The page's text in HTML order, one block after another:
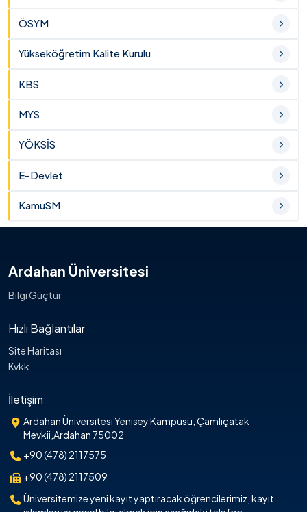
ÖSYM
Yükseköğretim Kalite Kurulu
KBS
MYS
YÖKSİS
E-Devlet
KamuSM
Ardahan Üniversitesi
Bilgi Güçtür
Hızlı Bağlantılar
Site Haritası
Kvkk
İletişim
Ardahan Üniversitesi Yenisey Kampüsü, Çamlıçatak
Mevkii,Ardahan 75002
+90 (478) 2117575
+90 (478) 2117509
Üniversitemize yeni kayıt yaptıracak öğrencilerimiz, kayıt